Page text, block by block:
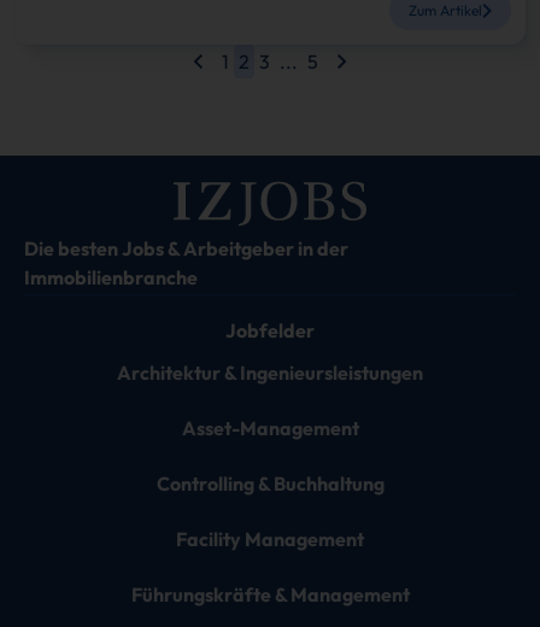
Zum Artikel
1 2 3 ... 5
Die besten Jobs & Arbeitgeber in der
Immobilienbranche
Jobfelder
Architektur & Ingenieursleistungen
Asset-Management
Controlling & Buchhaltung
Facility Management
Führungskräfte & Management